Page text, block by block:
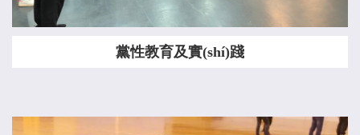
黨性教育及實(shí)踐